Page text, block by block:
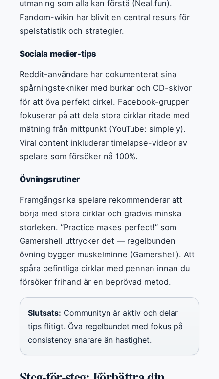
utmaning som alla kan förstå (Neal.fun).
Fandom-wikin har blivit en central resurs för
spelstatistik och strategier.
Sociala medier-tips
Reddit-användare har dokumenterat sina
spårningstekniker med burkar och CD-skivor
för att öva perfekt cirkel. Facebook-grupper
fokuserar på att dela stora cirklar ritade med
mätning från mittpunkt (YouTube: simplely).
Viral content inkluderar timelapse-videor av
spelare som försöker nå 100%.
Övningsrutiner
Framgångsrika spelare rekommenderar att
börja med stora cirklar och gradvis minska
storleken. ”Practice makes perfect!” som
Gamershell uttrycker det — regelbunden
övning bygger muskelminne (Gamershell). Att
spåra befintliga cirklar med pennan innan du
försöker frihand är en beprövad metod.
Slutsats: Communityn är aktiv och delar
tips flitigt. Öva regelbundet med fokus på
consistency snarare än hastighet.